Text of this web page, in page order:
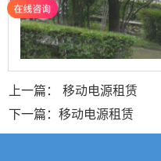
上一篇： 移动电源租赁
下一篇：移动电源租赁